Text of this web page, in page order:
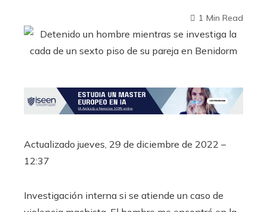
1 Min Read
Actualizado jueves, 29 de diciembre de 2022 –
12:37
Investigación interna si se atiende un caso de